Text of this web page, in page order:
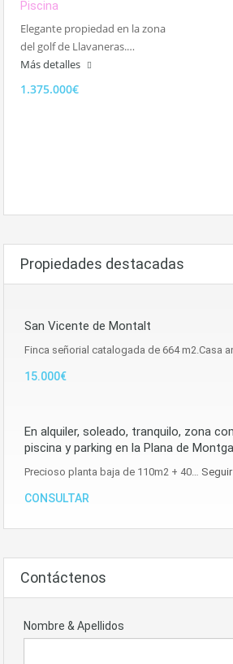
Piscina
Elegante propiedad en la zona
del golf de Llavaneras.…
Más detalles
1.375.000€
Propiedades destacadas
San Vicente de Montalt
Finca señorial catalogada de 664 m2.Casa
15.000€
En alquiler, soleado, tranquilo, zona
piscina y parking en la Plana de
Precioso planta baja de 110m2 + 40…
CONSULTAR
Contáctenos
Nombre & Apellidos